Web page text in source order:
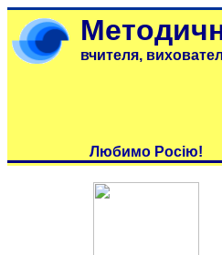
вчителя,
Любимо Росію!